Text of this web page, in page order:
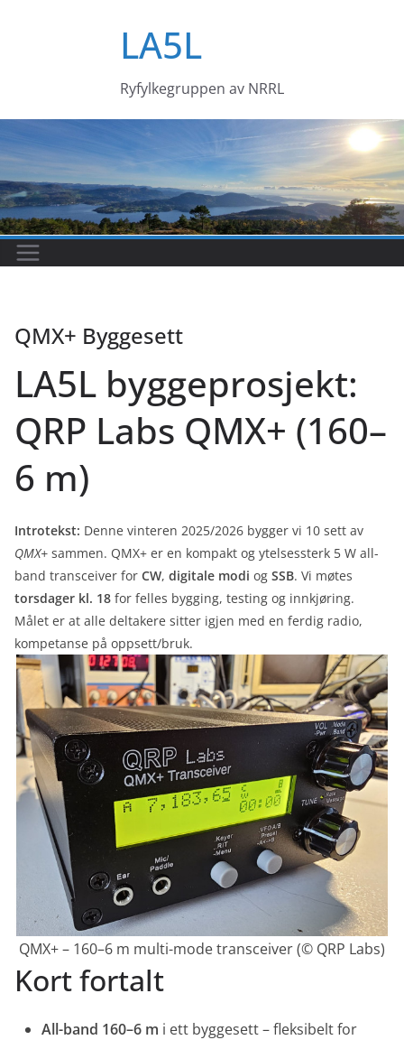
LA5L
Ryfylkegruppen av NRRL
QMX+ Byggesett
LA5L byggeprosjekt:
QRP Labs QMX+ (160–
6 m)
Introtekst: Denne vinteren 2025/2026 bygger vi 10 sett av
QMX+ sammen. QMX+ er en kompakt og ytelsessterk 5 W all-
band transceiver for CW, digitale modi og SSB. Vi møtes
torsdager kl. 18 for felles bygging, testing og innkjøring.
Målet er at alle deltakere sitter igjen med en ferdig radio,
kompetanse på oppsett/bruk.
QMX+ – 160–6 m multi-mode transceiver (© QRP Labs)
Kort fortalt
All-band 160–6 m i ett byggesett – fleksibelt for